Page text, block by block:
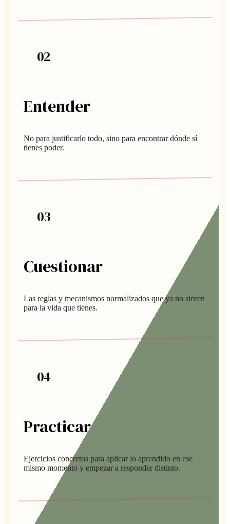
02
Entender
No para justificarlo todo, sino para encontrar dónde sí
tienes poder.
03
Cuestionar
Las reglas y mecanismos normalizados que ya no sirven
para la vida que tienes.
04
Practicar
Ejercicios concretos para aplicar lo aprendido en ese
mismo momento y empezar a responder distinto.